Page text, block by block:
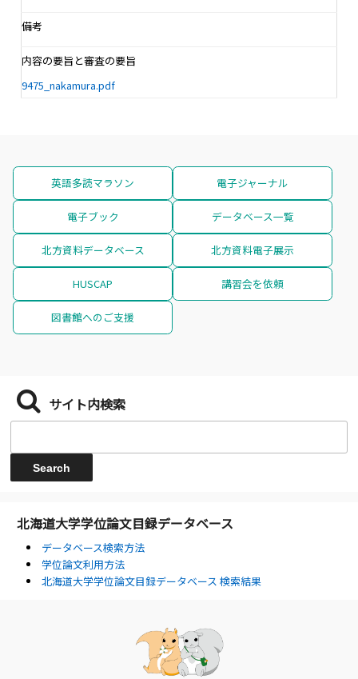
備考
内容の要旨と審査の要旨
9475_nakamura.pdf
英語多読マラソン 電子ジャーナル
電子ブック データベース一覧
北方資料データベース 北方資料電子展示
HUSCAP 講習会を依頼
図書館へのご支援
サイト内検索
北海道大学学位論文目録データベース
データベース検索方法
学位論文利用方法
北海道大学学位論文目録データベース 検索結果